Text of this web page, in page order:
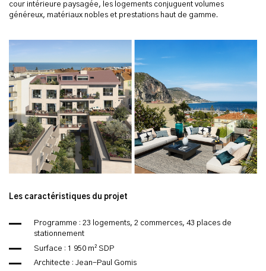
cour intérieure paysagée, les logements conjuguent volumes
généreux, matériaux nobles et prestations haut de gamme.
Les caractéristiques du projet
Programme : 23 logements, 2 commerces, 43 places de
stationnement
Surface : 1 950 m² SDP
Architecte : Jean-Paul Gomis